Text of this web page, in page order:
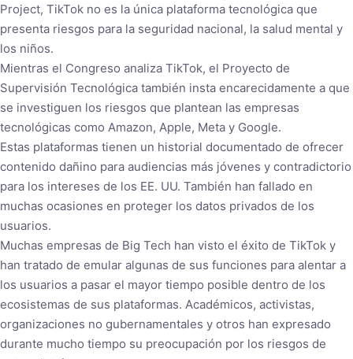
Project, TikTok no es la única plataforma tecnológica que
presenta riesgos para la seguridad nacional, la salud mental y
los niños.
Mientras el Congreso analiza TikTok, el Proyecto de
Supervisión Tecnológica también insta encarecidamente a que
se investiguen los riesgos que plantean las empresas
tecnológicas como Amazon, Apple, Meta y Google.
Estas plataformas tienen un historial documentado de ofrecer
contenido dañino para audiencias más jóvenes y contradictorio
para los intereses de los EE. UU. También han fallado en
muchas ocasiones en proteger los datos privados de los
usuarios.
Muchas empresas de Big Tech han visto el éxito de TikTok y
han tratado de emular algunas de sus funciones para alentar a
los usuarios a pasar el mayor tiempo posible dentro de los
ecosistemas de sus plataformas. Académicos, activistas,
organizaciones no gubernamentales y otros han expresado
durante mucho tiempo su preocupación por los riesgos de